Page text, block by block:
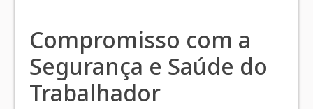
Compromisso com a
Segurança e Saúde do
Trabalhador